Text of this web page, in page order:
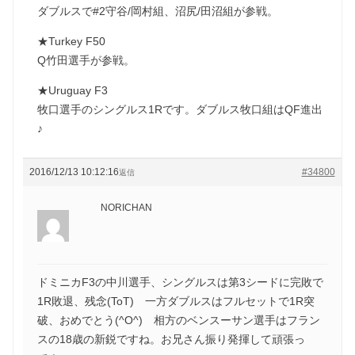
ダブルスで#2守谷/岡村組、沼尻/田沼組が参戦。
★Turkey F50
Q竹田選手が参戦。
★Uruguay F3
牧口選手のシングルス1Rです。ダブルス牧口組はQF進出
♪
2016/12/13 10:12:16 #34800
返信
NORICHAN
ドミニカF3の中川選手、シングルスは第3シードに完敗で
1R敗退、残念(ToT) 一方ダブルスはフルセットで1R突
破、おめでとう(^O^) 相方のベンスーサン選手はフラン
スの18歳の新鋭ですね。お兄さん振り発揮して頑張っ